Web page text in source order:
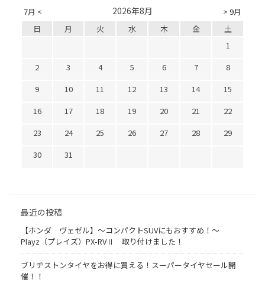
7月 < > 9月
2026年8月
日 月 火 水 木 金
土
1
2
3 4 5 6 7
8
9
10 11 12 13 14
15
16
17 18 19 20 21
22
23
24 25 26 27 28
29
30
31
最近の投稿
【ホンダ ヴェゼル】～コンパクトSUVにもおすすめ！～
Playz（プレイズ）PX-RVⅡ 取り付けました！
ブリヂストンタイヤをお得に買える！スーパータイヤセール開
催！！